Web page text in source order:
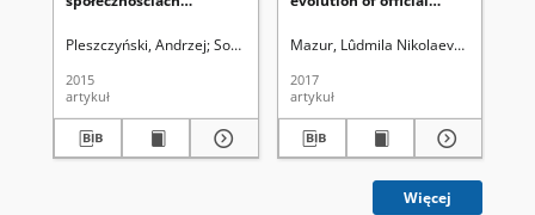
Pleszczyński, Andrzej Sobiesiak, Joanna Aleksandra. Red.
2015
artykuł
construction
Mazur, Lûdmila Nikolaevna (1960- ).
2017
artykuł
Więcej